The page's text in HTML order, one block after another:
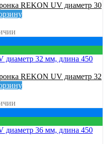
REKON UV диаметр 30
REKON UV диаметр 32